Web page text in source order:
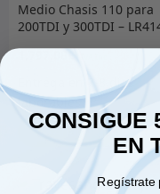
Medio Chasis 110 para
200TDI y 300TDI –
Añadir al carrito
CONSIGUE
EN
Regístrate